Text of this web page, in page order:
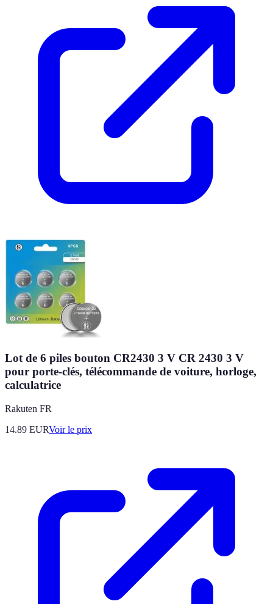
Lot de 6 piles bouton CR2430 3 V CR 2430 3 V
pour porte-clés, télécommande de voiture, horloge,
calculatrice
Rakuten FR
14.89 EURVoir le prix